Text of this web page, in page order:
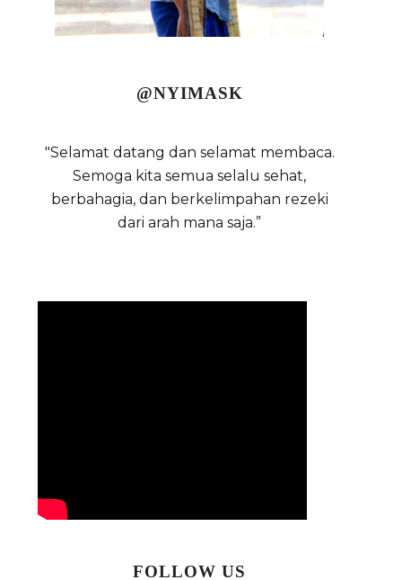
@NYIMASK
"Selamat datang dan selamat membaca.
Semoga kita semua selalu sehat,
berbahagia, dan berkelimpahan rezeki
dari arah mana saja.”
FOLLOW US